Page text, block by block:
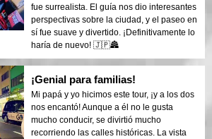
fue surrealista. El guía nos dio interesantes
perspectivas sobre la ciudad, y el paseo en
sí fue suave y divertido. ¡Definitivamente lo
haría de nuevo! 🇯🇵🏯
¡Genial para familias!
Mi papá y yo hicimos este tour, ¡y a los dos
nos encantó! Aunque a él no le gusta
mucho conducir, se divirtió mucho
recorriendo las calles históricas. La vista